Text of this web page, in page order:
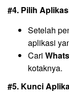
#4. Pilih
Setelah
aplikasi
Cari
kotaknya.
#5. Kunci